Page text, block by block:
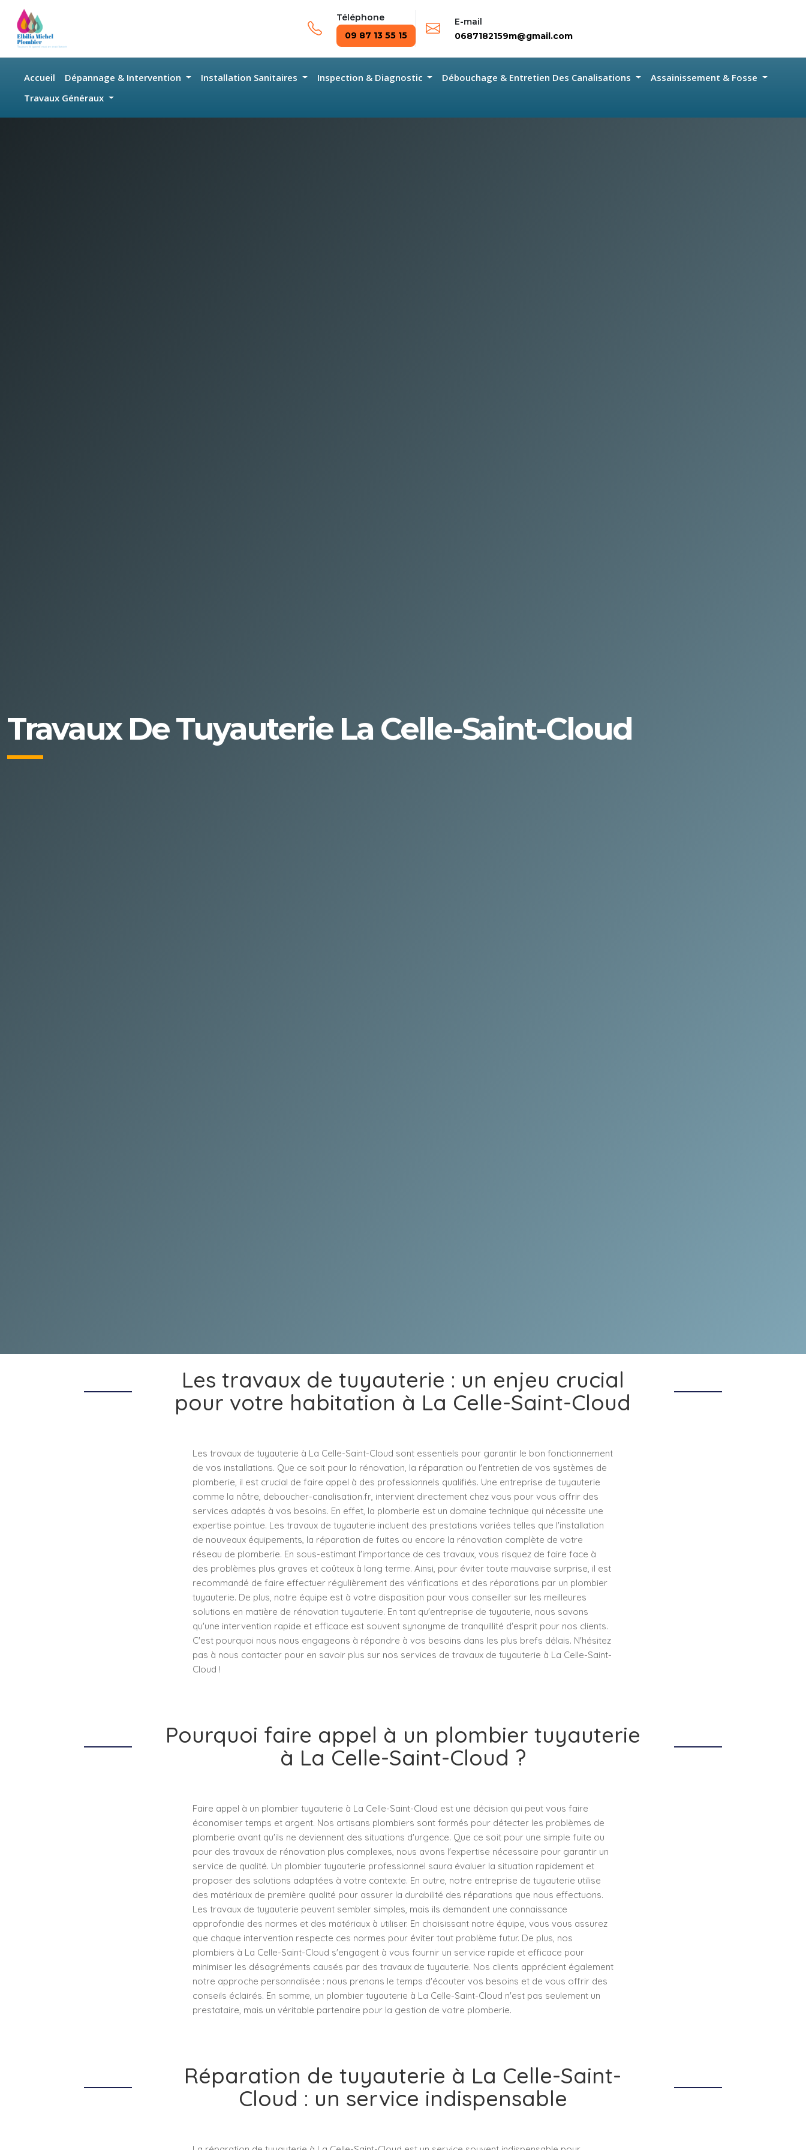
Skip to main content
Téléphone
09 87 13 55 15
E-mail
0687182159m@gmail.com
Accueil Dépannage & Intervention Installation Sanitaires Inspection & Diagnostic Débouchage & Entretien Des Canalisations
Assainissement & Fosse
Travaux Généraux
Travaux De Tuyauterie La Celle-Saint-Cloud
Les travaux de tuyauterie : un enjeu crucial
pour votre habitation à La Celle-Saint-Cloud
Les travaux de tuyauterie à La Celle-Saint-Cloud sont essentiels pour garantir le bon fonctionnement
de vos installations. Que ce soit pour la rénovation, la réparation ou l'entretien de vos systèmes de
plomberie, il est crucial de faire appel à des professionnels qualifiés. Une entreprise de tuyauterie
comme la nôtre, deboucher-canalisation.fr, intervient directement chez vous pour vous offrir des
services adaptés à vos besoins. En effet, la plomberie est un domaine technique qui nécessite une
expertise pointue. Les travaux de tuyauterie incluent des prestations variées telles que l'installation
de nouveaux équipements, la réparation de fuites ou encore la rénovation complète de votre
réseau de plomberie. En sous-estimant l'importance de ces travaux, vous risquez de faire face à
des problèmes plus graves et coûteux à long terme. Ainsi, pour éviter toute mauvaise surprise, il est
recommandé de faire effectuer régulièrement des vérifications et des réparations par un plombier
tuyauterie. De plus, notre équipe est à votre disposition pour vous conseiller sur les meilleures
solutions en matière de rénovation tuyauterie. En tant qu'entreprise de tuyauterie, nous savons
qu'une intervention rapide et efficace est souvent synonyme de tranquillité d'esprit pour nos clients.
C'est pourquoi nous nous engageons à répondre à vos besoins dans les plus brefs délais. N'hésitez
pas à nous contacter pour en savoir plus sur nos services de travaux de tuyauterie à La Celle-Saint-
Cloud !
Pourquoi faire appel à un plombier tuyauterie
à La Celle-Saint-Cloud ?
Faire appel à un plombier tuyauterie à La Celle-Saint-Cloud est une décision qui peut vous faire
économiser temps et argent. Nos artisans plombiers sont formés pour détecter les problèmes de
plomberie avant qu'ils ne deviennent des situations d'urgence. Que ce soit pour une simple fuite ou
pour des travaux de rénovation plus complexes, nous avons l'expertise nécessaire pour garantir un
service de qualité. Un plombier tuyauterie professionnel saura évaluer la situation rapidement et
proposer des solutions adaptées à votre contexte. En outre, notre entreprise de tuyauterie utilise
des matériaux de première qualité pour assurer la durabilité des réparations que nous effectuons.
Les travaux de tuyauterie peuvent sembler simples, mais ils demandent une connaissance
approfondie des normes et des matériaux à utiliser. En choisissant notre équipe, vous vous assurez
que chaque intervention respecte ces normes pour éviter tout problème futur. De plus, nos
plombiers à La Celle-Saint-Cloud s'engagent à vous fournir un service rapide et efficace pour
minimiser les désagréments causés par des travaux de tuyauterie. Nos clients apprécient également
notre approche personnalisée : nous prenons le temps d'écouter vos besoins et de vous offrir des
conseils éclairés. En somme, un plombier tuyauterie à La Celle-Saint-Cloud n'est pas seulement un
prestataire, mais un véritable partenaire pour la gestion de votre plomberie.
Réparation de tuyauterie à La Celle-Saint-
Cloud : un service indispensable